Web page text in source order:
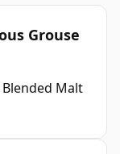
Grouse
Blended Malt